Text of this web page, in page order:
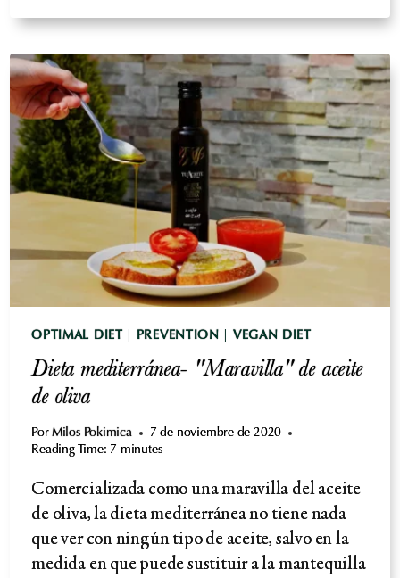
QUÉ
NECESITAMOS
EXACTAMENTE?
OPTIMAL DIET PREVENTION VEGAN DIET
Dieta mediterránea- "Maravilla" de aceite
de oliva
Por Milos Pokimica
7 de noviembre de 2020
Reading Time: 7 minutes
Comercializada como una maravilla del aceite
de oliva, la dieta mediterránea no tiene nada
que ver con ningún tipo de aceite, salvo en la
medida en que puede sustituir a la mantequilla